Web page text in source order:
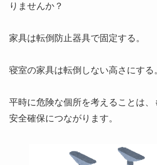
りませんか？
家具は転倒防止器具で固定する。
寝室の家具は転倒しない高さにする
平時に危険な個所を考えることは、
安全確保につながります。